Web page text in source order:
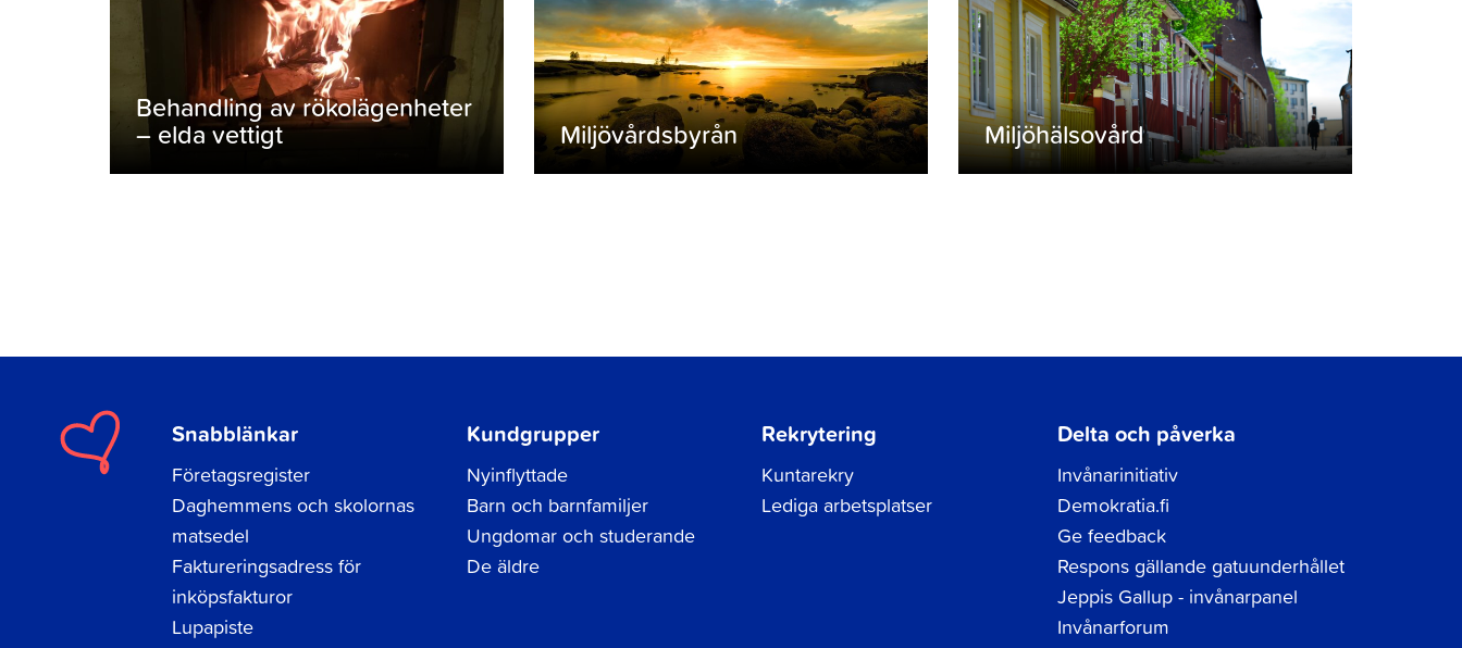
Behandling av rökolägenheter
– elda vettigt Miljövårdsbyrån Miljöhälsovård
Snabblänkar
Företagsregister
Daghemmens och skolornas
matsedel
Faktureringsadress för
inköpsfakturor
Lupapiste
Kundgrupper
Nyinflyttade
Barn och barnfamiljer
Ungdomar och studerande
De äldre
Rekrytering
Kuntarekry
Lediga arbetsplatser
Delta och påverka
Invånarinitiativ
Demokratia.fi
Ge feedback
Respons gällande gatuunderhållet
Jeppis Gallup - invånarpanel
Invånarforum